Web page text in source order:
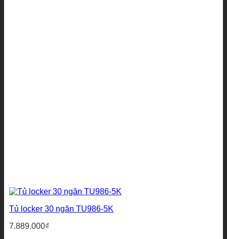
Tủ locker 30 ngăn TU986-5K
7.889.000₫